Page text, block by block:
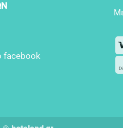
facebook